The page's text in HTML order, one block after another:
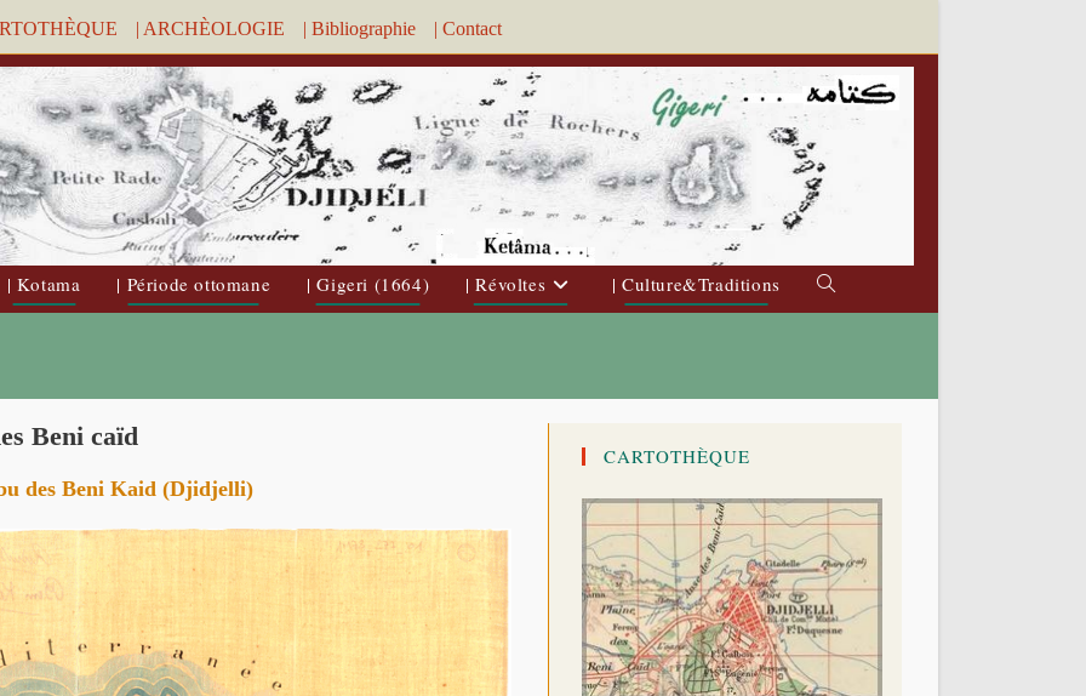
| ARCHÈOLOGIE | Bibliographie | Contact
| Kotama | Période ottomane | Gigeri (1664) | Révoltes | Culture&Traditions
Toggle
Beni caïd
des Beni Kaid (Djidjelli)
CARTOTHÈQUE